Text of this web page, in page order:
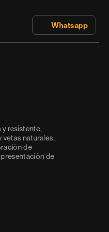
Whatsapp
y resistente,
naturales,
de
de